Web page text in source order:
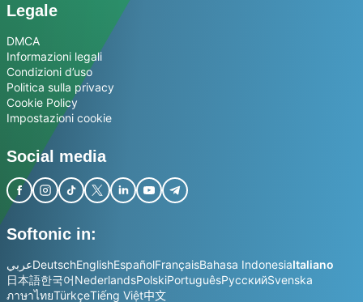
Legale
DMCA
Informazioni legali
Condizioni d’uso
Politica sulla privacy
Cookie Policy
Impostazioni cookie
Social media
Softonic in:
عربيDeutschEnglishEspañolFrançaisBahasa IndonesiaItaliano
日本語한국어NederlandsPolskiPortuguêsРусскийSvenska
ภาษาไทยTürkçeTiếng Việt中文